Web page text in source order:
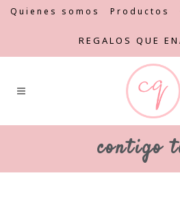
Quienes somos Productos
REGALOS QUE
contigo